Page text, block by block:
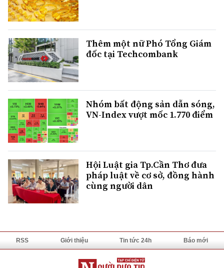
Thêm một nữ Phó Tổng Giám
đốc tại Techcombank
Nhóm bất động sản dẫn sóng,
VN-Index vượt mốc 1.770 điểm
Hội Luật gia Tp.Cần Thơ đưa
pháp luật về cơ sở, đồng hành
cùng người dân
RSS Giới thiệu Tin tức 24h Báo mới